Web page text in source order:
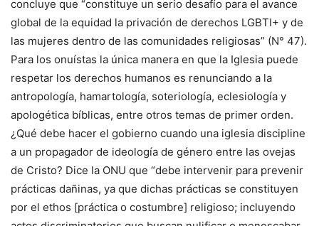
concluye que “constituye un serio desafío para el avance
global de la equidad la privación de derechos LGBTI+ y de
las mujeres dentro de las comunidades religiosas” (N° 47).
Para los onuístas la única manera en que la Iglesia puede
respetar los derechos humanos es renunciando a la
antropología, hamartología, soteriología, eclesiología y
apologética bíblicas, entre otros temas de primer orden.
¿Qué debe hacer el gobierno cuando una iglesia discipline
a un propagador de ideología de género entre las ovejas
de Cristo? Dice la ONU que “debe intervenir para prevenir
prácticas dañinas, ya que dichas prácticas se constituyen
por el ethos [práctica o costumbre] religioso; incluyendo